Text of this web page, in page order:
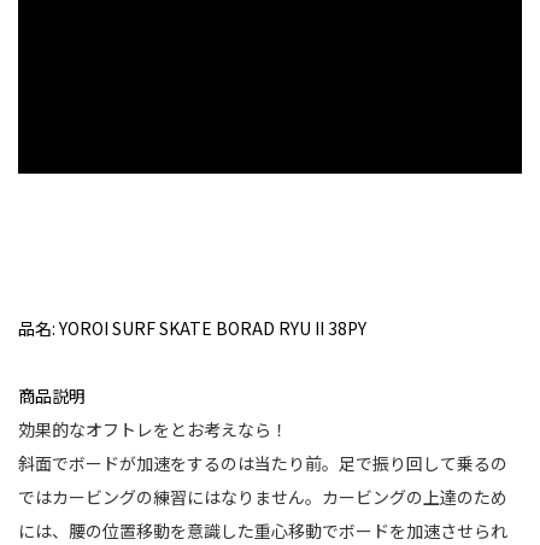
品名: YOROI SURF SKATE BORAD RYU II 38PY
商品説明
効果的なオフトレをとお考えなら！
斜面でボードが加速をするのは当たり前。足で振り回して乗るの
ではカービングの練習にはなりません。カービングの上達のため
には、腰の位置移動を意識した重心移動でボードを加速させられ